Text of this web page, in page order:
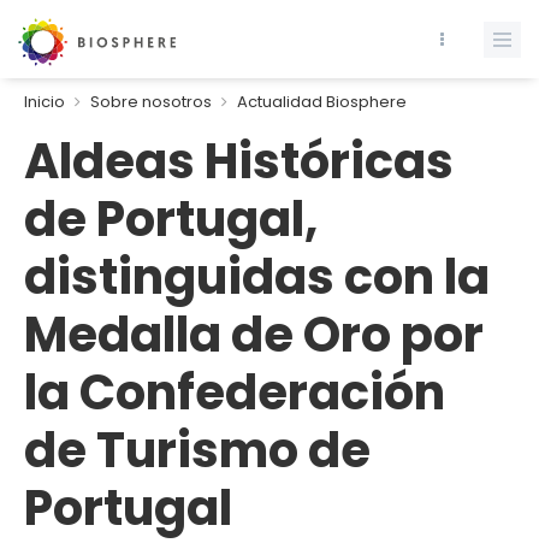
Inicio Sobre nosotros Actualidad Biosphere
Aldeas Históricas
de Portugal,
distinguidas con la
Medalla de Oro por
la Confederación
de Turismo de
Portugal